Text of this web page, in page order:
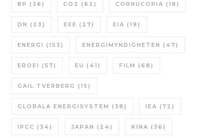
BP (36) CO2 (62) CORNUCOPIA (18)
DN (23) EEE (27) EIA (19)
ENERGI (153) ENERGIMYNDIGHETEN (47)
EROEI (57) EU (41) FILM (68)
GAIL TVERBERG (15)
GLOBALA ENERGISYSTEM (38) IEA (72)
IPCC (34) JAPAN (24) KINA (36)